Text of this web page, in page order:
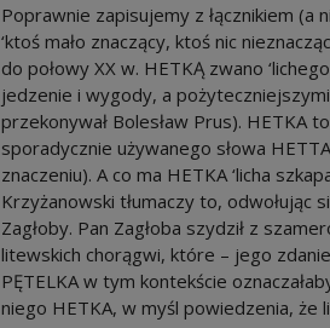
Poprawnie zapisujemy z łącznikiem (a
‘ktoś mało znaczący, ktoś nic
do połowy XX w. HETKĄ zwano
jedzenie i wygody, a
przekonywał Bolesław Prus). HETKA
sporadycznie używanego słowa
znaczeniu). A co ma HETKA ‘licha
Krzyżanowski tłumaczy to, odwołując
Zagłoby. Pan Zagłoba szydził z
litewskich chorągwi, które – jego
PĘTELKA w tym kontekście
niego HETKA, w myśl powiedzenia, że